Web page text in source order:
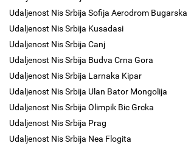
Udaljenost Nis Srbija Sofija Aerodrom Bugarska
Udaljenost Nis Srbija Kusadasi
Udaljenost Nis Srbija Canj
Udaljenost Nis Srbija Budva Crna Gora
Udaljenost Nis Srbija Larnaka Kipar
Udaljenost Nis Srbija Ulan Bator Mongolija
Udaljenost Nis Srbija Olimpik Bic Grcka
Udaljenost Nis Srbija Prag
Udaljenost Nis Srbija Nea Flogita